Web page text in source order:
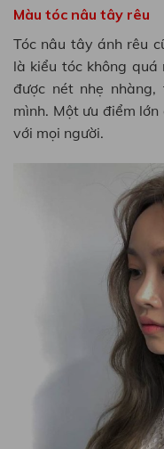
Màu tóc nâu tây rêu
Tóc nâu tây ánh rêu
là kiểu tóc không
được nét nhẹ
mình. Một ưu điểm
với mọi người.